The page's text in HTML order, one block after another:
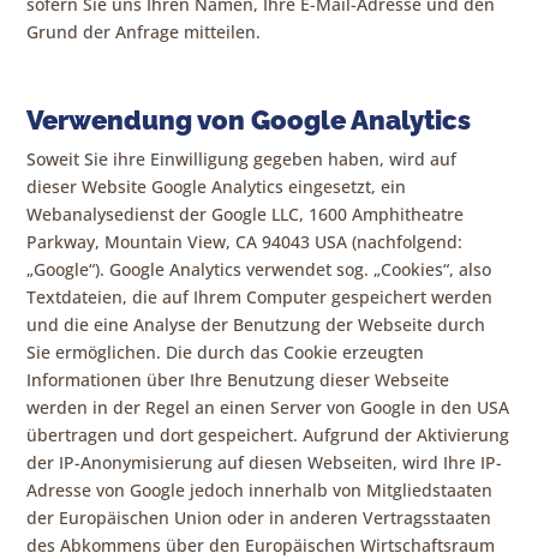
Grund der Anfrage mitteilen.
Verwendung von Google Analytics
Soweit Sie ihre Einwilligung gegeben haben, wird auf
dieser Website Google Analytics eingesetzt, ein
Webanalysedienst der Google LLC, 1600 Amphitheatre
Parkway, Mountain View, CA 94043 USA (nachfolgend:
„Google“). Google Analytics verwendet sog. „Cookies“, also
Textdateien, die auf Ihrem Computer gespeichert werden
und die eine Analyse der Benutzung der Webseite durch
Sie ermöglichen. Die durch das Cookie erzeugten
Informationen über Ihre Benutzung dieser Webseite
werden in der Regel an einen Server von Google in den USA
übertragen und dort gespeichert. Aufgrund der Aktivierung
der IP-Anonymisierung auf diesen Webseiten, wird Ihre IP-
Adresse von Google jedoch innerhalb von Mitgliedstaaten
der Europäischen Union oder in anderen Vertragsstaaten
des Abkommens über den Europäischen Wirtschaftsraum